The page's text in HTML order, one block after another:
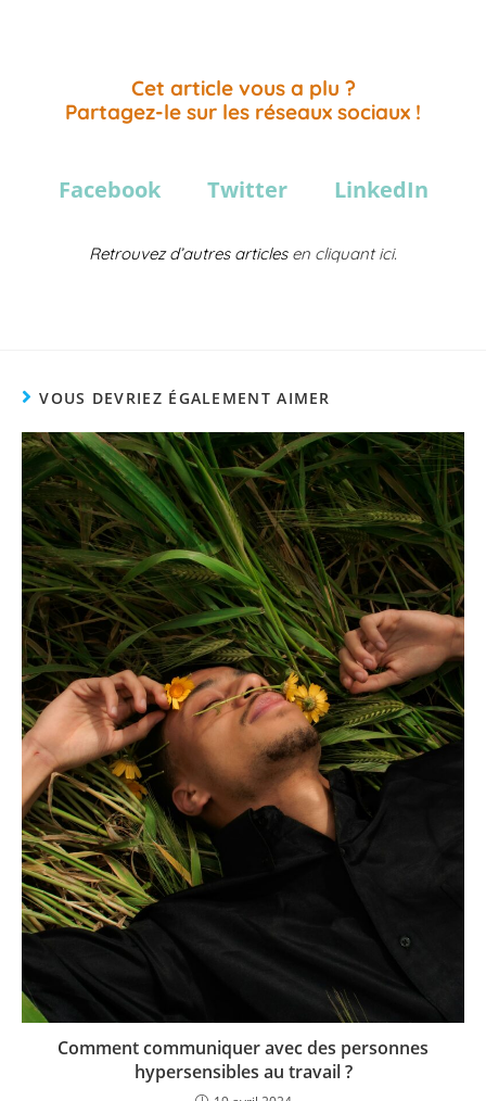
Cet article vous a plu ?
Partagez-le sur les réseaux sociaux !
Facebook Twitter LinkedIn
Retrouvez d’autres articles en cliquant ici.
VOUS DEVRIEZ ÉGALEMENT AIMER
Comment communiquer avec des personnes
hypersensibles au travail ?